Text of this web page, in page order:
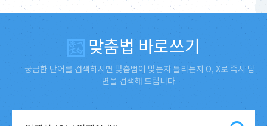
맞춤법 바로쓰기
궁금한 단어를 검색하시면 맞춤법이 맞는지 틀리는지 O, X로 즉시 답
변을 검색해 드립니다.